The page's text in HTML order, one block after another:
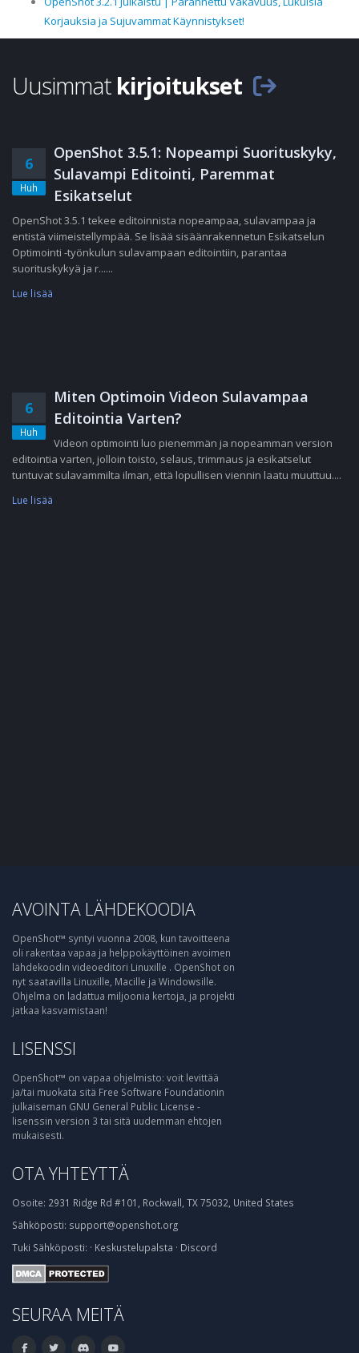
Korjauksia ja Sujuvammat Käynnistykset!
Uusimmat kirjoitukset
6
Huh
OpenShot 3.5.1: Nopeampi Suorituskyky,
Sulavampi Editointi, Paremmat
Esikatselut
OpenShot 3.5.1 tekee editoinnista nopeampaa, sulavampaa ja
entistä viimeistellympää. Se lisää sisäänrakennetun Esikatselun
Optimointi -työnkulun sulavampaan editointiin, parantaa
suorituskykyä ja r......
Lue lisää
6
Huh
Miten Optimoin Videon Sulavampaa
Editointia Varten?
Videon optimointi luo pienemmän ja nopeamman version
editointia varten, jolloin toisto, selaus, trimmaus ja esikatselut
tuntuvat sulavammilta ilman, että lopullisen viennin laatu muuttuu....
Lue lisää
AVOINTA LÄHDEKOODIA
OpenShot™ syntyi vuonna 2008, kun tavoitteena
oli rakentaa vapaa ja helppokäyttöinen avoimen
lähdekoodin videoeditori Linuxille . OpenShot on
nyt saatavilla Linuxille, Macille ja Windowsille.
Ohjelma on ladattua miljoonia kertoja, ja projekti
jatkaa kasvamistaan!
LISENSSI
OpenShot™ on vapaa ohjelmisto: voit levittää
ja/tai muokata sitä Free Software Foundationin
julkaiseman GNU General Public License -
lisenssin version 3 tai sitä uudemman ehtojen
mukaisesti.
OTA YHTEYTTÄ
Osoite: 2931 Ridge Rd #101, Rockwall, TX 75032, United States
Sähköposti: support@openshot.org
Tuki Sähköposti: · Keskustelupalsta · Discord
SEURAA MEITÄ